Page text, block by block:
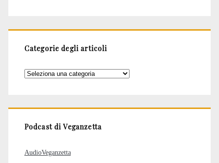
Categorie degli articoli
Categorie
Podcast di Veganzetta
AudioVeganzetta